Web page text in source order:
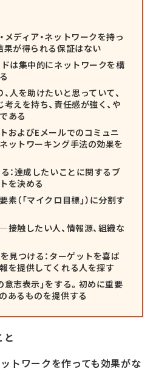
メディア・ネットワークを持っ
果が得られる保証はない
ドは集中的にネットワークを構
人を助けたいと思っていて、
えを持ち、責任感が強く、や
ある
およびEメールでのコミュニ
ットワーキング手法の効果を
る：達成したいことに関するブ
を決める
（「マイクロ目標」）に分割す
触したい人、情報源、組織な
見つける：ターゲットを喜ば
を提供してくれる人を探す
意志表示」をする。初めに重要
あるものを提供する
と
トワークを作っても効果がな